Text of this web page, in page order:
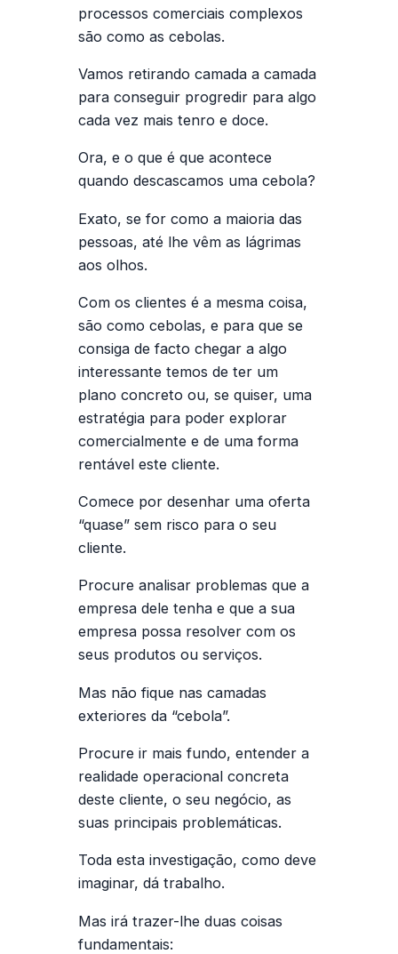
processos comerciais complexos
são como as cebolas.
Vamos retirando camada a camada
para conseguir progredir para algo
cada vez mais tenro e doce.
Ora, e o que é que acontece
quando descascamos uma cebola?
Exato, se for como a maioria das
pessoas, até lhe vêm as lágrimas
aos olhos.
Com os clientes é a mesma coisa,
são como cebolas, e para que se
consiga de facto chegar a algo
interessante temos de ter um
plano concreto ou, se quiser, uma
estratégia para poder explorar
comercialmente e de uma forma
rentável este cliente.
Comece por desenhar uma oferta
“quase” sem risco para o seu
cliente.
Procure analisar problemas que a
empresa dele tenha e que a sua
empresa possa resolver com os
seus produtos ou serviços.
Mas não fique nas camadas
exteriores da “cebola”.
Procure ir mais fundo, entender a
realidade operacional concreta
deste cliente, o seu negócio, as
suas principais problemáticas.
Toda esta investigação, como deve
imaginar, dá trabalho.
Mas irá trazer-lhe duas coisas
fundamentais: